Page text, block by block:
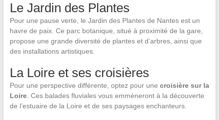
Le Jardin des Plantes
Pour une pause verte, le Jardin des Plantes de Nantes est un
havre de paix. Ce parc botanique, situé à proximité de la gare,
propose une grande diversité de plantes et d’arbres, ainsi que
des installations artistiques.
La Loire et ses croisières
Pour une perspective différente, optez pour une croisière sur la
Loire. Ces balades fluviales vous emmèneront à la découverte
de l’estuaire de la Loire et de ses paysages enchanteurs.